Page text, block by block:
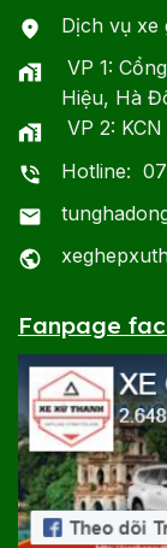
Dịch vụ xe
VP 1:
Hiệu, Hà
VP 2:
Hotline:
Fanpage